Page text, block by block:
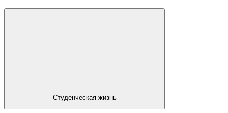
Студенческая жизнь